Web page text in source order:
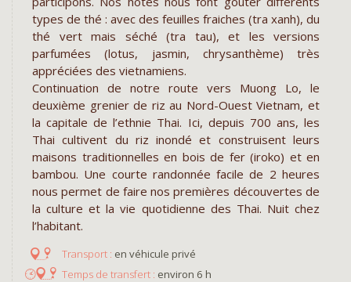
types de thé : avec des feuilles fraiches (tra xanh), du
thé vert mais séché (tra tau), et les versions
parfumées (lotus, jasmin, chrysanthème) très
appréciées des vietnamiens.
Continuation de notre route vers Muong Lo, le
deuxième grenier de riz au Nord-Ouest Vietnam, et
la capitale de l’ethnie Thai. Ici, depuis 700 ans, les
Thai cultivent du riz inondé et construisent leurs
maisons traditionnelles en bois de fer (iroko) et en
bambou. Une courte randonnée facile de 2 heures
nous permet de faire nos premières découvertes de
la culture et la vie quotidienne des Thai. Nuit chez
l’habitant.
en véhicule privé
environ 6 h